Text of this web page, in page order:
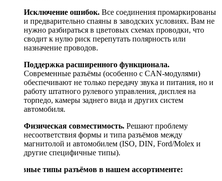
Исключение ошибок. Все соединения промаркированы
и предварительно спаяны в заводских условиях. Вам не
нужно разбираться в цветовых схемах проводки, что
сводит к нулю риск перепутать полярность или
назначение проводов.
Поддержка расширенного функционала.
Современные разъёмы (особенно с CAN-модулями)
обеспечивают не только передачу звука и питания, но и
работу штатного рулевого управления, дисплея на
торпедо, камеры заднего вида и других систем
автомобиля.
Физическая совместимость. Решают проблему
несоответствия формы и типа разъёмов между
магнитолой и автомобилем (ISO, DIN, Ford/Molex и
другие специфичные типы).
Основные типы разъёмов в нашем ассортименте: